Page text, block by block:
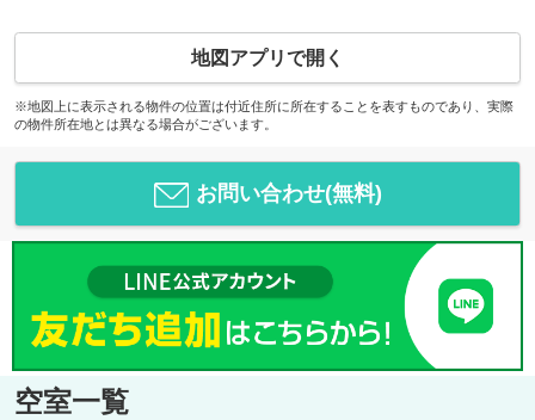
地図アプリで開く
※地図上に表示される物件の位置は付近住所に所在することを表すものであり、実際
の物件所在地とは異なる場合がございます。
お問い合わせ(無料)
空室一覧